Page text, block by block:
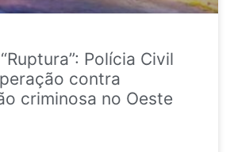
Polícia Civil
contra
criminosa no Oeste